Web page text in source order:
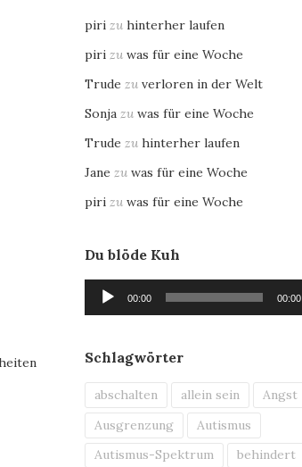
piri zuhinterher laufen
piri zuwas für eine Woche
Trude zuverloren in der Welt
Sonja zuwas für eine Woche
Trude zuhinterher laufen
Jane zuwas für eine Woche
piri zuwas für eine Woche
Du blöde Kuh
Audio-
Player
00:00 00:00
Schlagwörter
abschalten allein sein Angst
Ausgrenzung
Autismus
Autismus-Spektrum
behindert